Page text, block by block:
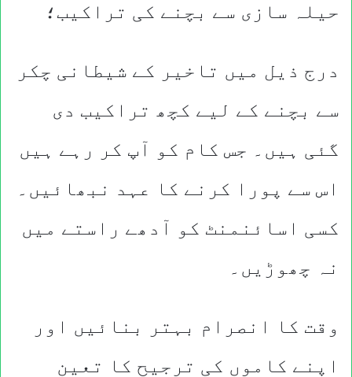
حیلہ سازی سے بچنے کی تراکیب؛
درج ذیل میں تاخیر کے شیطانی چکر
سے بچنے کے لیے کچھ تراکیب دی
گئی ہیں۔ جس کام کو آپ کر رہے ہیں
اس سے پورا کرنے کا عہد نبھائیں۔
کسی اسائنمنٹ کو آدھے راستے میں
نہ چھوڑیں۔
وقت کا انصرام بہتر بنائیں اور
اپنے کاموں کی ترجیح کا تعین